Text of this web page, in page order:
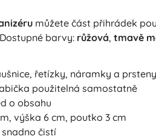
můžete část přihrádek
barvy: růžová, tmavě
řetízky, náramky a prsteny
použitelná samostatně
o obsahu
výška 6 cm, poutko 3 cm
čistí